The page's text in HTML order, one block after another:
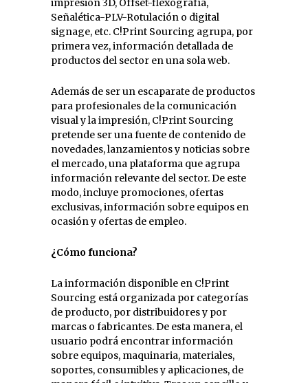
impresión 3D, Offset-flexografía,
Señalética-PLV-Rotulación o digital
signage, etc. C!Print Sourcing agrupa, por
primera vez, información detallada de
productos del sector en una sola web.
Además de ser un escaparate de productos
para profesionales de la comunicación
visual y la impresión, C!Print Sourcing
pretende ser una fuente de contenido de
novedades, lanzamientos y noticias sobre
el mercado, una plataforma que agrupa
información relevante del sector. De este
modo, incluye promociones, ofertas
exclusivas, información sobre equipos en
ocasión y ofertas de empleo.
¿Cómo funciona?
La información disponible en C!Print
Sourcing está organizada por categorías
de producto, por distribuidores y por
marcas o fabricantes. De esta manera, el
usuario podrá encontrar información
sobre equipos, maquinaria, materiales,
soportes, consumibles y aplicaciones, de